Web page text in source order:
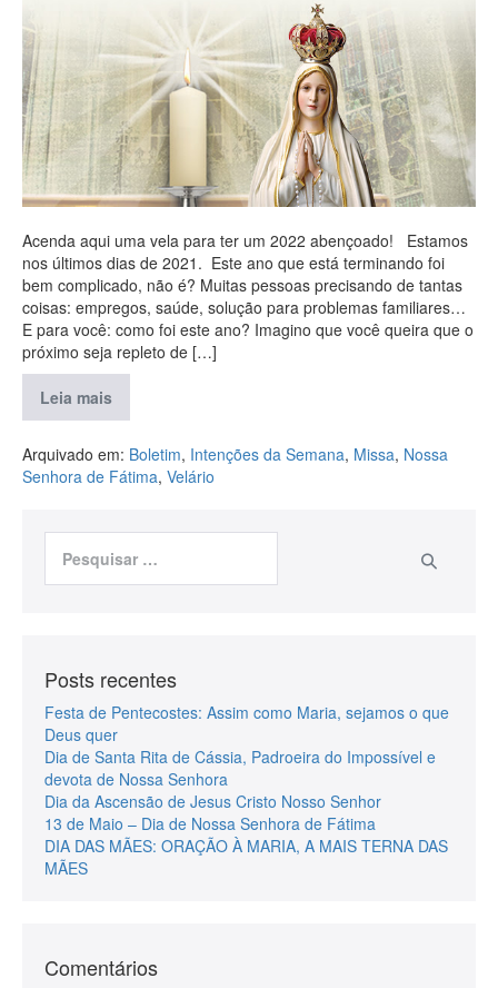
Acenda aqui uma vela para ter um 2022 abençoado! Estamos
nos últimos dias de 2021. Este ano que está terminando foi
bem complicado, não é? Muitas pessoas precisando de tantas
coisas: empregos, saúde, solução para problemas familiares…
E para você: como foi este ano? Imagino que você queira que o
próximo seja repleto de […]
Leia mais
Arquivado em: Boletim, Intenções da Semana, Missa, Nossa
Senhora de Fátima, Velário
Posts recentes
Festa de Pentecostes: Assim como Maria, sejamos o que
Deus quer
Dia de Santa Rita de Cássia, Padroeira do Impossível e
devota de Nossa Senhora
Dia da Ascensão de Jesus Cristo Nosso Senhor
13 de Maio – Dia de Nossa Senhora de Fátima
DIA DAS MÃES: ORAÇÃO À MARIA, A MAIS TERNA DAS
MÃES
Comentários